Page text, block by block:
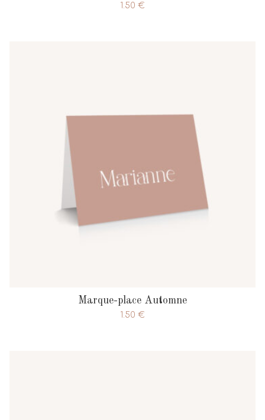
1.50 €
Marque-place Automne
1.50 €